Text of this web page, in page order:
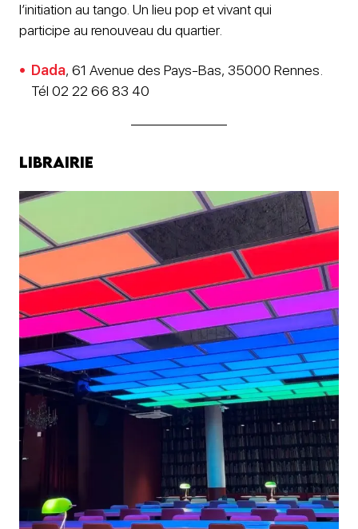
l’initiation au tango. Un lieu pop et vivant qui
participe au renouveau du quartier.
Dada, 61 Avenue des Pays-Bas, 35000 Rennes.
Tél 02 22 66 83 40
Librairie